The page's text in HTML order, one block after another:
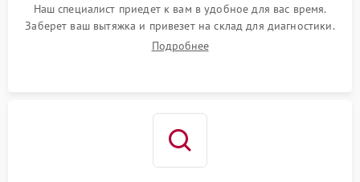
Наш специалист приедет к вам в удобное для вас время.
Заберет ваш вытяжка и привезет на склад для диагностики.
Подробнее